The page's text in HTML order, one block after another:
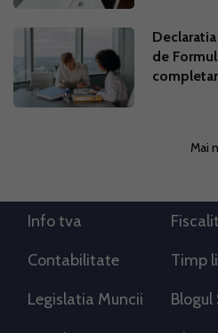
de
Mai
Info tva
Contabilitate Timp
Legislatia Muncii Blogul